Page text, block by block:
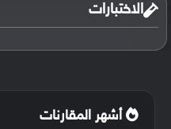
الاختبارات
أشهر المقارنات